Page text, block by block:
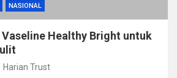
NASIONAL
Healthy Bright untuk
Harian Trust